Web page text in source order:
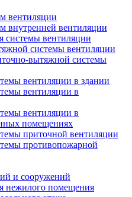
вентиляции
внутренней вентиляции
системы вентиляции
системы вентиляции
вытяжной системы
вентиляции в здании
вентиляции в
вентиляции в
помещениях
приточной вентиляции
противопожарной
и сооружений
нежилого помещения